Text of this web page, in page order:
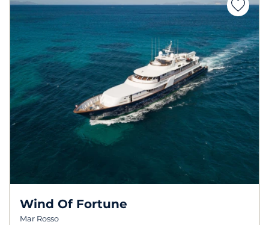
Wind Of Fortune
Mar Rosso